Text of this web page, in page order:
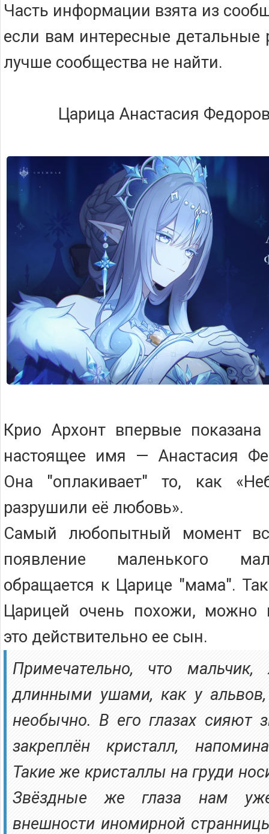
Часть информации взята из
если вам интересные детальные
лучше сообщества не найти.
Царица Анастасия
Крио Архонт впервые
настоящее имя — Анастасия
Она "оплакивает" то, как
разрушили её любовь».
Самый любопытный момент
появление маленького
обращается к Царице "мама".
Царицей очень похожи, можно
это действительно ее сын.
Примечательно, что
длинными ушами, как у
необычно. В его глазах сияют
закреплён кристалл,
Такие же кристаллы на груди
Звёздные же глаза нам
внешности иномирной